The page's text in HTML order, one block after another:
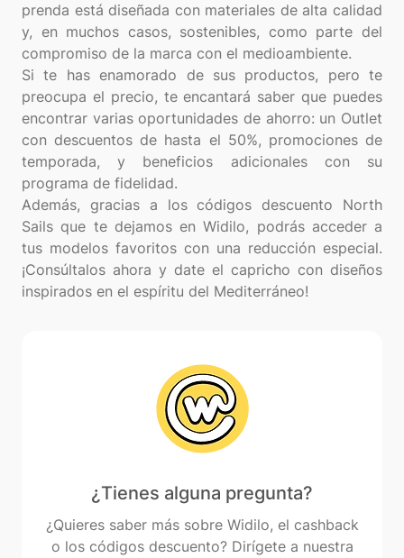
prenda está diseñada con materiales de alta calidad
y, en muchos casos, sostenibles, como parte del
compromiso de la marca con el medioambiente.
Si te has enamorado de sus productos, pero te
preocupa el precio, te encantará saber que puedes
encontrar varias oportunidades de ahorro: un Outlet
con descuentos de hasta el 50%, promociones de
temporada, y beneficios adicionales con su
programa de fidelidad.
Además, gracias a los códigos descuento North
Sails que te dejamos en Widilo, podrás acceder a
tus modelos favoritos con una reducción especial.
¡Consúltalos ahora y date el capricho con diseños
¿Tienes alguna pregunta?
¿Quieres saber más sobre Widilo, el cashback
o los códigos descuento? Dirígete a nuestra